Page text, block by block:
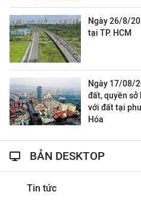
Ngày 26/8/
tại TP. HCM
Ngày 17/08/
đất, quyền sở
với đất tại
Hóa
BẢN DESKTOP
Tin tức